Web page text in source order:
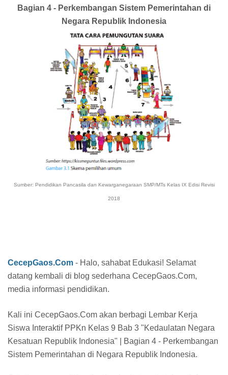
Bagian 4 - Perkembangan Sistem Pemerintahan di
Negara Republik Indonesia
Sumber: Pendidikan Pancasila dan Kewarganegaraan SMP/MTs Kelas IX Edisi Revisi
2018
CecepGaos.Com - Halo, sahabat Edukasi! Selamat
datang kembali di blog sederhana CecepGaos.Com,
media informasi pendidikan.
Kali ini CecepGaos.Com akan berbagi Lembar Kerja
Siswa Interaktif PPKn Kelas 9 Bab 3 "Kedaulatan Negara
Kesatuan Republik Indonesia" | Bagian 4 - Perkembangan
Sistem Pemerintahan di Negara Republik Indonesia.